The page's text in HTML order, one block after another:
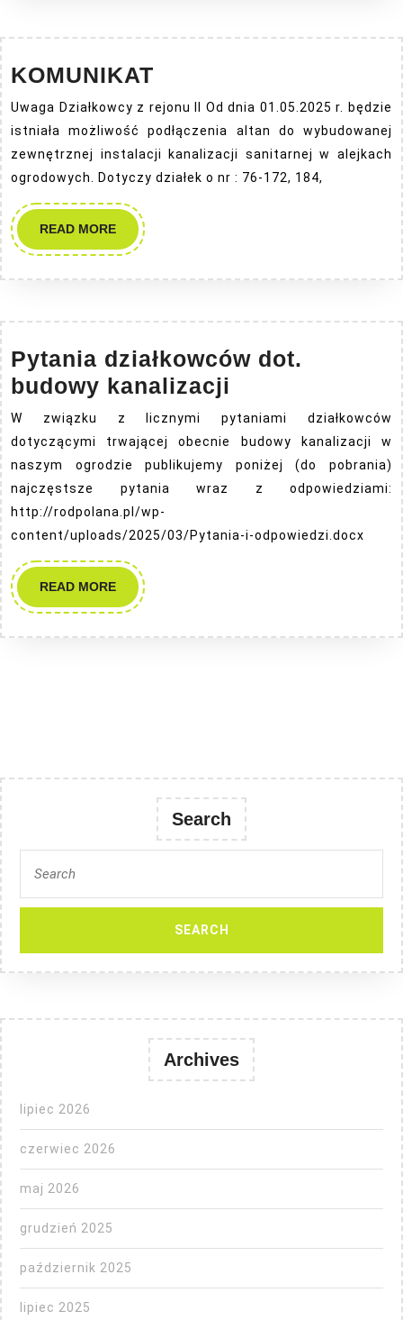
KOMUNIKAT
Uwaga Działkowcy z rejonu II Od dnia 01.05.2025 r. będzie
istniała możliwość podłączenia altan do wybudowanej
zewnętrznej instalacji kanalizacji sanitarnej w alejkach
ogrodowych. Dotyczy działek o nr : 76-172, 184,
READ MOREREAD
MORE
Pytania działkowców dot.
budowy kanalizacji
działkowców
dot.
budowy
kanalizacji
W związku z licznymi pytaniami działkowców
dotyczącymi trwającej obecnie budowy kanalizacji w
naszym ogrodzie publikujemy poniżej (do pobrania)
najczęstsze pytania wraz z odpowiedziami:
http://rodpolana.pl/wp-
content/uploads/2025/03/Pytania-i-odpowiedzi.docx
READ MOREREAD
MORE
Search
for:
Archives
lipiec 2026
czerwiec 2026
maj 2026
grudzień 2025
październik 2025
lipiec 2025